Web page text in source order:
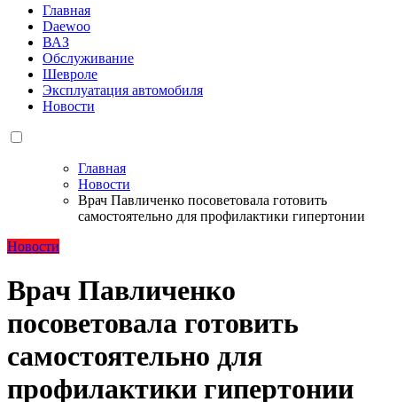
Главная
Daewoo
ВАЗ
Обслуживание
Шевроле
Эксплуатация автомобиля
Новости
Главная
Новости
Врач Павличенко посоветовала готовить
самостоятельно для профилактики гипертонии
Новости
Врач Павличенко
посоветовала готовить
самостоятельно для
профилактики гипертонии